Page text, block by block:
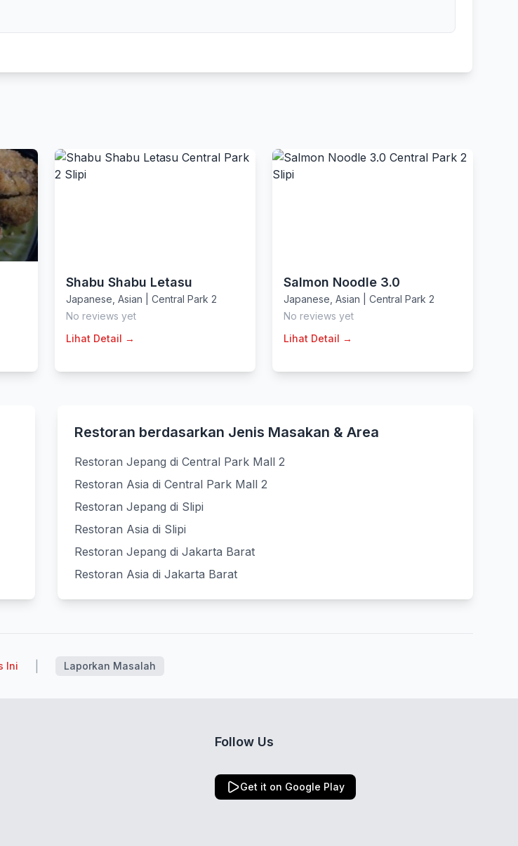
Shabu Shabu Letasu
Japanese Asian
Central Park 2
No reviews yet
Lihat Detail →
Salmon Noodle 3.0
Japanese Asian
Central Park 2
No reviews yet
Lihat Detail →
Restoran berdasarkan Jenis Masakan & Area
Restoran Jepang di Central Park Mall 2
Restoran Asia di Central Park Mall 2
Restoran Jepang di Slipi
Restoran Asia di Slipi
Restoran Jepang di Jakarta Barat
Restoran Asia di Jakarta Barat
Ini Laporkan Masalah
Follow Us
Get it on Google Play